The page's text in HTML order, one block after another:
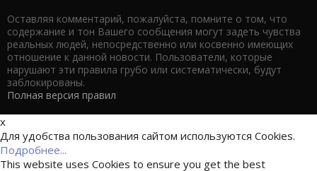
Оставляя комментарий, пожалуйста, помните о том, что
содержание и тон Вашего сообщения могут задеть чувства
реальных людей, непосредственно или косвенно имеющих
отношение к данной новости. Пользователи, которые
нарушают эти правила грубо или систематически, будут
заблокированы.
Полная версия правил
x
Для удобства пользования сайтом используются Cookies.
Подробнее...
This website uses Cookies to ensure you get the best